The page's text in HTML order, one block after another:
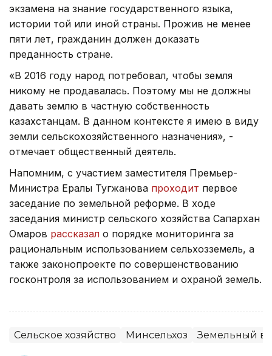
экзамена на знание государственного языка,
истории той или иной страны. Прожив не менее
пяти лет, гражданин должен доказать
преданность стране.
«В 2016 году народ потребовал, чтобы земля
никому не продавалась. Поэтому мы не должны
давать землю в частную собственность
казахстанцам. В данном контексте я имею в виду
земли сельскохозяйственного назначения», -
отмечает общественный деятель.
Напомним, с участием заместителя Премьер-
Министра Ералы Тугжанова проходит первое
заседание по земельной реформе. В ходе
заседания министр сельского хозяйства Сапархан
Омаров рассказал о порядке мониторинга за
рациональным использованием сельхозземель, а
также законопроекте по совершенствованию
госконтроля за использованием и охраной земель.
Сельское хозяйство Минсельхоз Земельный